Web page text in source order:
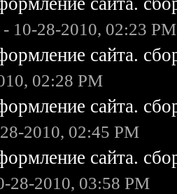
- 10-28-2010, 02:23 PM
сайта.
02:28 PM
сайта.
2010, 02:45 PM
сайта.
28-2010, 03:58 PM